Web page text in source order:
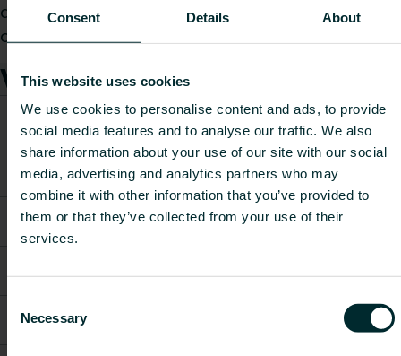
Consent Details About
This website uses cookies
We use cookies to personalise content and ads, to provide
social media features and to analyse our traffic. We also
share information about your use of our site with our social
media, advertising and analytics partners who may
combine it with other information that you’ve provided to
them or that they’ve collected from your use of their
services.
Selection
Necessary
designfinish integrerer perfekt i moderne miljøer
og sikrer effektivitet og stil
Varer
Varenummer Varebeskrivelse
Vægt
[kg]
CO2/Kg
pr. kg
materiale
328889204
Multiblock T-vinkel
- -
hvid
328889104